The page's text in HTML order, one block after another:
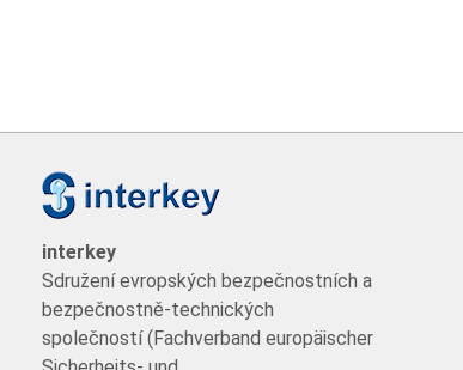
interkey
Sdružení evropských bezpečnostních a
bezpečnostně-technických
společností (Fachverband europäischer